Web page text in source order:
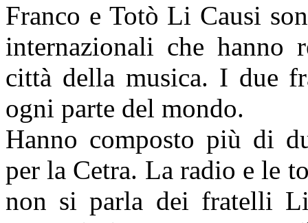
Franco e Totò Li Causi
internazionali che hanno
città della musica. I due
ogni parte del mondo.
Hanno composto più di
per la Cetra. La radio e le
non si parla dei fratelli